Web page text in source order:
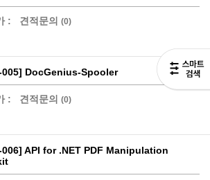
: 견적문의 (0)
005] DocGenius-Spooler
: 견적문의 (0)
006] API for .NET PDF Manipulation